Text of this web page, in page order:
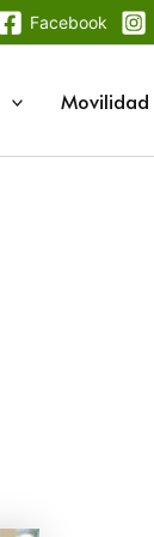
Facebook
Movilidad